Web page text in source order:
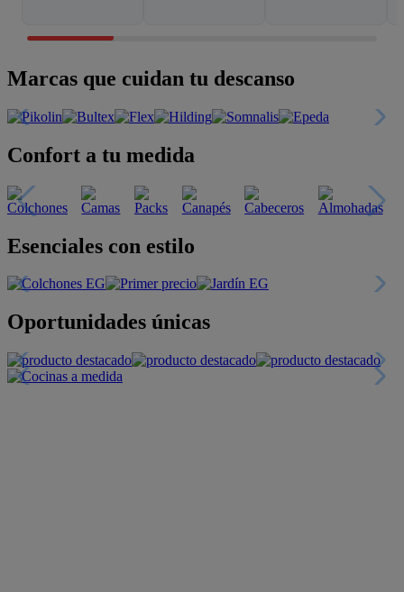
Marcas que cuidan tu descanso
Confort a tu medida
Esenciales con estilo
Oportunidades únicas